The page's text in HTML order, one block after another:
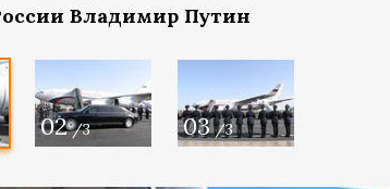
Владимир Путин
02 /3 03 /3